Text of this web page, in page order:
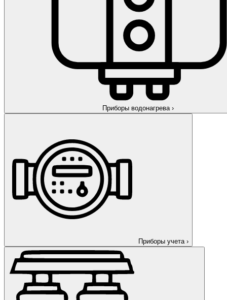
Приборы водонагрева ›
Приборы учета ›